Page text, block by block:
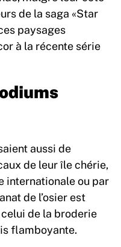
de la saga «Star
paysages
à la récente série
aussi de
de leur île chérie,
internationale ou par
de l’osier est
de la broderie
flamboyante.